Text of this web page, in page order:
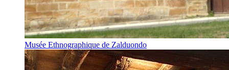
Musée Ethnographique de Zalduondo